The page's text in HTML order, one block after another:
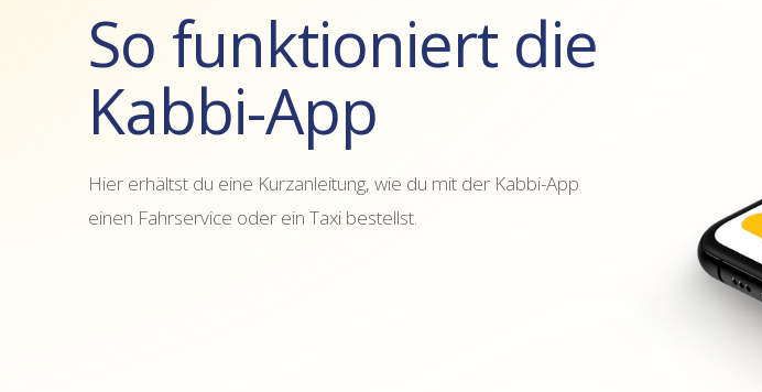
So funktioniert die
Kabbi-App
Hier erhältst du eine Kurzanleitung, wie du mit der Kabbi-App
einen Fahrservice oder ein Taxi bestellst.